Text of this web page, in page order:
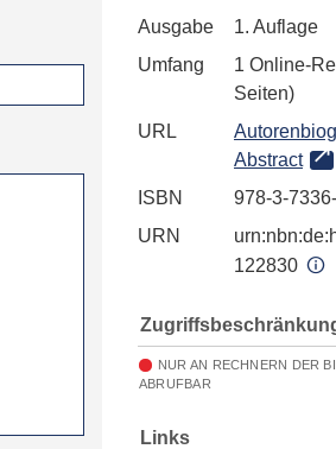
Ausgabe
1. Auflage
Umfang
1 Online-
Seiten)
URL
Abstract
ISBN
978-3-
URN
122830
NUR AN RECHNERN DER
ABRUFBAR
Links